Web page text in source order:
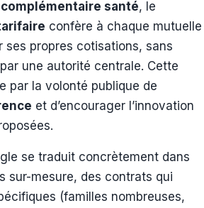
complémentaire santé, le
confère à chaque mutuelle
ses propres cotisations, sans
une autorité centrale. Cette
par la volonté publique de
et d’encourager l’innovation
se traduit concrètement dans
sur-mesure, des contrats qui
(familles nombreuses,